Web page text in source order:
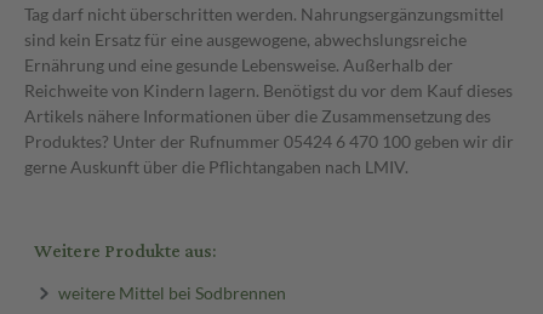
Tag darf nicht überschritten werden. Nahrungsergänzungsmittel
sind kein Ersatz für eine ausgewogene, abwechslungsreiche
Ernährung und eine gesunde Lebensweise. Außerhalb der
Reichweite von Kindern lagern. Benötigst du vor dem Kauf dieses
Artikels nähere Informationen über die Zusammensetzung des
Produktes? Unter der Rufnummer 05424 6 470 100 geben wir dir
gerne Auskunft über die Pflichtangaben nach LMIV.
Weitere Produkte aus:
weitere Mittel bei Sodbrennen